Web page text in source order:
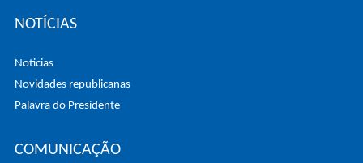
NOTÍCIAS
Noticias
Novidades republicanas
Palavra do Presidente
COMUNICAÇÃO